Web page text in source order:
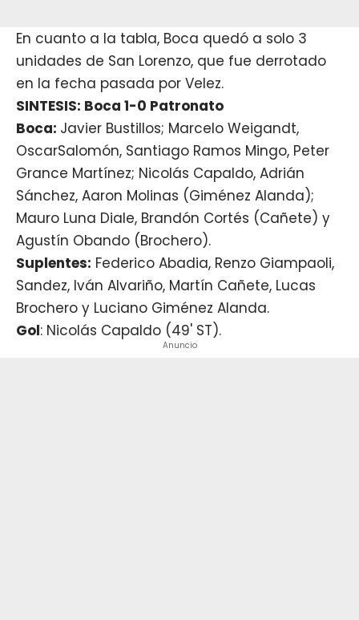
En cuanto a la tabla, Boca quedó a solo 3
unidades de San Lorenzo, que fue derrotado
en la fecha pasada por Velez.
SINTESIS: Boca 1-0 Patronato
Boca: Javier Bustillos; Marcelo Weigandt,
OscarSalomón, Santiago Ramos Mingo, Peter
Grance Martínez; Nicolás Capaldo, Adrián
Sánchez, Aaron Molinas (Giménez Alanda);
Mauro Luna Diale, Brandón Cortés (Cañete) y
Agustín Obando (Brochero).
Suplentes: Federico Abadia, Renzo Giampaoli,
Sandez, Iván Alvariño, Martín Cañete, Lucas
Brochero y Luciano Giménez Alanda.
Gol: Nicolás Capaldo (49' ST).
Anuncio